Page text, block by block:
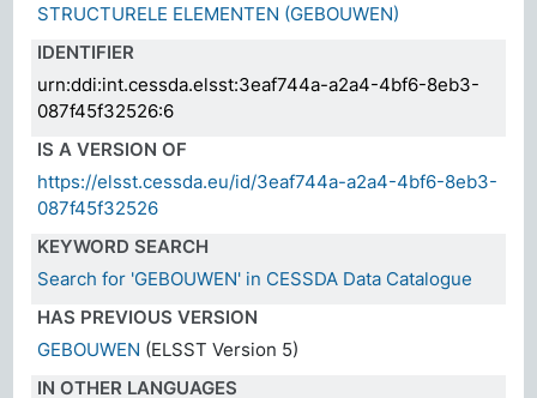
STRUCTURELE ELEMENTEN (GEBOUWEN)
IDENTIFIER
urn:ddi:int.cessda.elsst:3eaf744a-a2a4-4bf6-8eb3-
087f45f32526:6
IS A VERSION OF
https://elsst.cessda.eu/id/3eaf744a-a2a4-4bf6-8eb3-
087f45f32526
KEYWORD SEARCH
Search for 'GEBOUWEN' in CESSDA Data Catalogue
HAS PREVIOUS VERSION
GEBOUWEN (ELSST Version 5)
IN OTHER LANGUAGES